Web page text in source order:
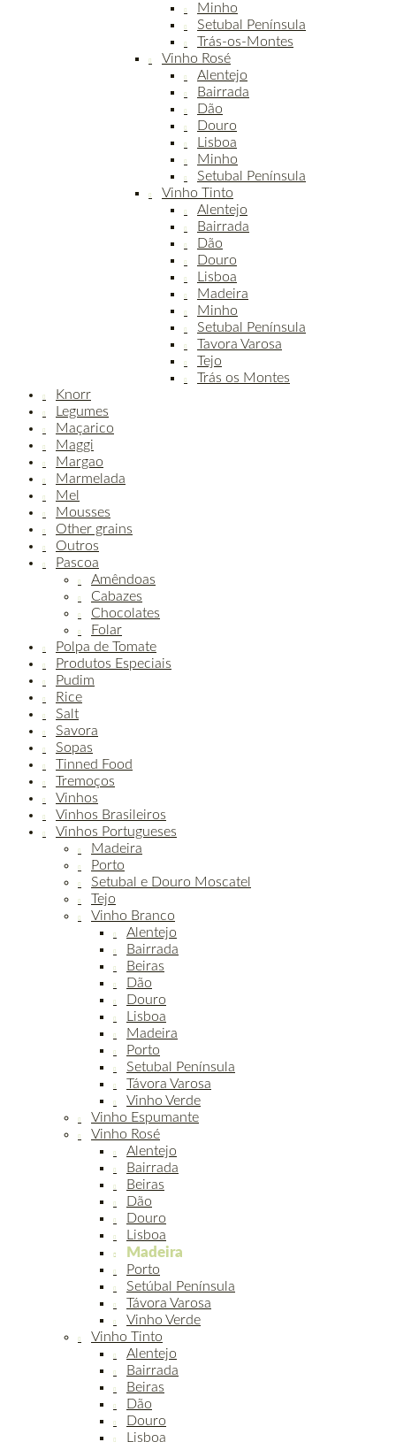
Minho
Setubal Península
Trás-os-Montes
Vinho Rosé
Alentejo
Bairrada
Dão
Douro
Lisboa
Minho
Setubal Península
Vinho Tinto
Alentejo
Bairrada
Dão
Douro
Lisboa
Madeira
Minho
Setubal Península
Tavora Varosa
Tejo
Trás os Montes
Knorr
Legumes
Maçarico
Maggi
Margao
Marmelada
Mel
Mousses
Other grains
Outros
Pascoa
Amêndoas
Cabazes
Chocolates
Folar
Polpa de Tomate
Produtos Especiais
Pudim
Rice
Salt
Savora
Sopas
Tinned Food
Tremoços
Vinhos
Vinhos Brasileiros
Vinhos Portugueses
Madeira
Porto
Setubal e Douro Moscatel
Tejo
Vinho Branco
Alentejo
Bairrada
Beiras
Dão
Douro
Lisboa
Madeira
Porto
Setubal Península
Távora Varosa
Vinho Verde
Vinho Espumante
Vinho Rosé
Alentejo
Bairrada
Beiras
Dão
Douro
Lisboa
Madeira
Porto
Setúbal Península
Távora Varosa
Vinho Verde
Vinho Tinto
Alentejo
Bairrada
Beiras
Dão
Douro
Lisboa